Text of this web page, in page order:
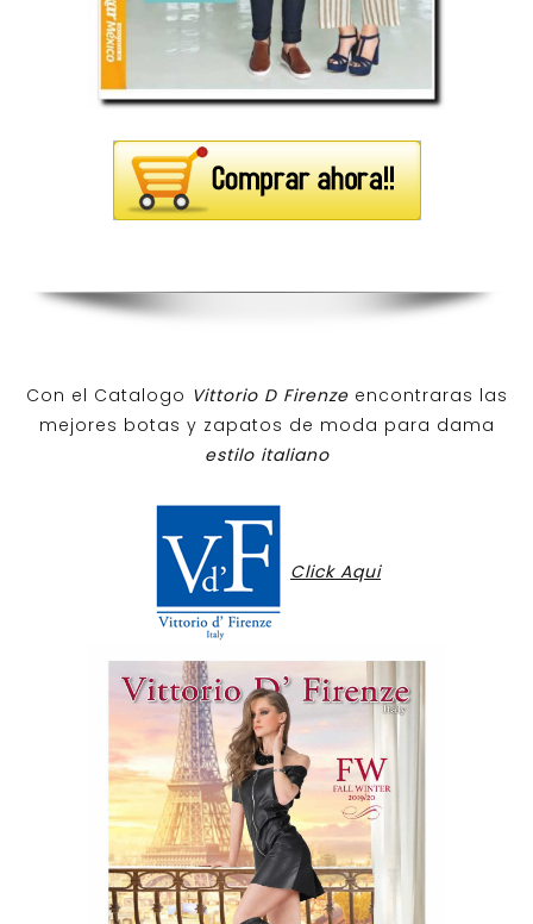
Con el Catalogo Vittorio D Firenzeencontraras las
mejores botas y zapatos de moda para dama
estilo italiano
Click Aqui